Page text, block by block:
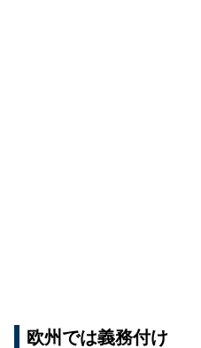
欧州では義務付け